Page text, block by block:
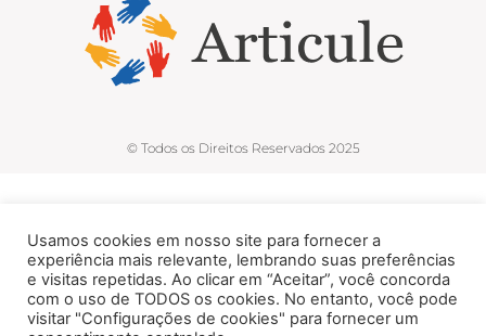
© Todos os Direitos Reservados 2025
Usamos cookies em nosso site para fornecer a
experiência mais relevante, lembrando suas preferências
e visitas repetidas. Ao clicar em “Aceitar”, você concorda
com o uso de TODOS os cookies. No entanto, você pode
visitar "Configurações de cookies" para fornecer um